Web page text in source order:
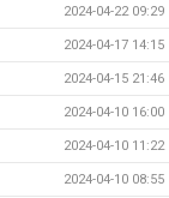
2024-04-22 09:29
2024-04-17 14:15
2024-04-15 21:46
2024-04-10 16:00
2024-04-10 11:22
2024-04-10 08:55